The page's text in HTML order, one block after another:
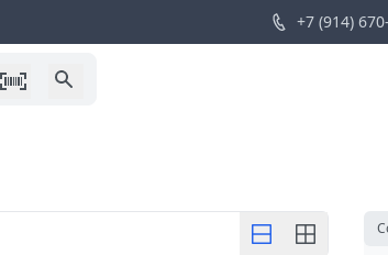
+7 (914)